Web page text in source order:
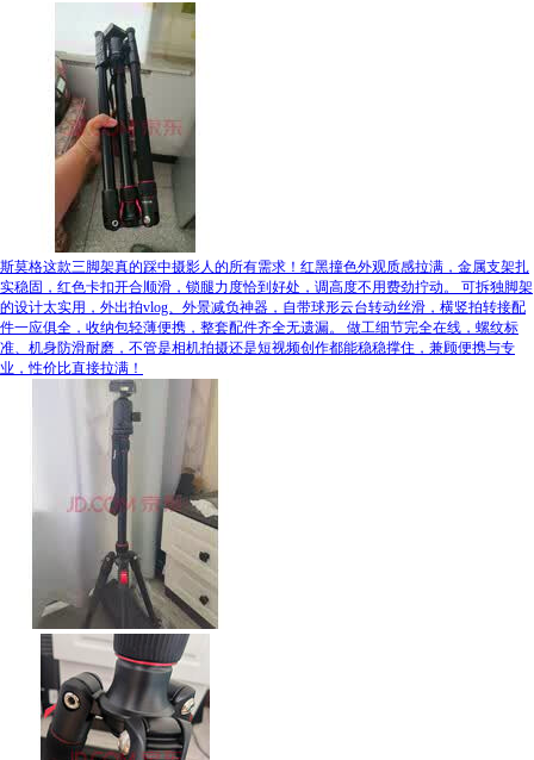
斯莫格这款三脚架真的踩中摄影人的所有需求！红黑撞色外观质感拉满，金属支架扎
实稳固，红色卡扣开合顺滑，锁腿力度恰到好处，调高度不用费劲拧动。 可拆独脚架
的设计太实用，外出拍vlog、外景减负神器，自带球形云台转动丝滑，横竖拍转接配
件一应俱全，收纳包轻薄便携，整套配件齐全无遗漏。 做工细节完全在线，螺纹标
准、机身防滑耐磨，不管是相机拍摄还是短视频创作都能稳稳撑住，兼顾便携与专
业，性价比直接拉满！